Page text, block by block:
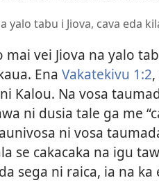
yalo tabu i Jiova, cava eda
mai vei Jiova na yalo
Ena Vakatekivu 1:2
Kalou. Na vosa
ni dusia tale ga me
ni vosa
se cakacaka na igu
sega ni raica, ia na